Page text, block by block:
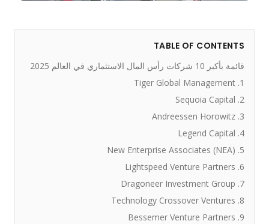
TABLE OF
شركات رأس المال الاستثماري في العالم 2025